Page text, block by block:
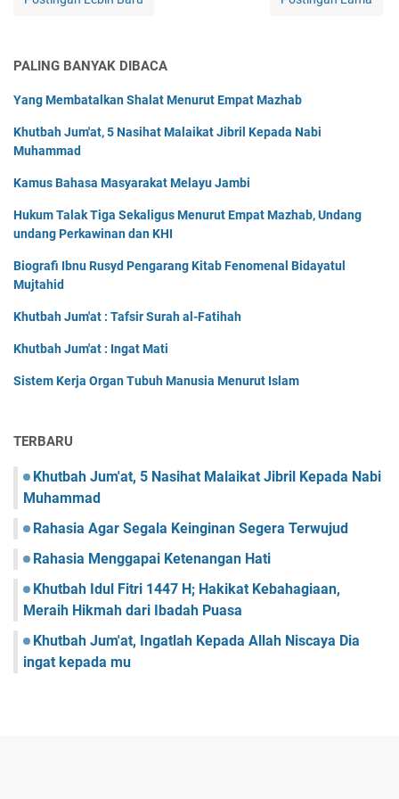
PALING BANYAK DIBACA
Yang Membatalkan Shalat Menurut Empat Mazhab
Khutbah Jum'at, 5 Nasihat Malaikat Jibril Kepada Nabi
Muhammad
Kamus Bahasa Masyarakat Melayu Jambi
Hukum Talak Tiga Sekaligus Menurut Empat Mazhab, Undang
undang Perkawinan dan KHI
Biografi Ibnu Rusyd Pengarang Kitab Fenomenal Bidayatul
Mujtahid
Khutbah Jum'at : Tafsir Surah al-Fatihah
Khutbah Jum'at : Ingat Mati
Sistem Kerja Organ Tubuh Manusia Menurut Islam
TERBARU
Khutbah Jum'at, 5 Nasihat Malaikat Jibril Kepada Nabi
Muhammad
Rahasia Agar Segala Keinginan Segera Terwujud
Rahasia Menggapai Ketenangan Hati
Khutbah Idul Fitri 1447 H; Hakikat Kebahagiaan,
Meraih Hikmah dari Ibadah Puasa
Khutbah Jum'at, Ingatlah Kepada Allah Niscaya Dia
ingat kepada mu